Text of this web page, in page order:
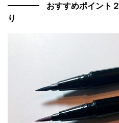
おすすめポイント
り